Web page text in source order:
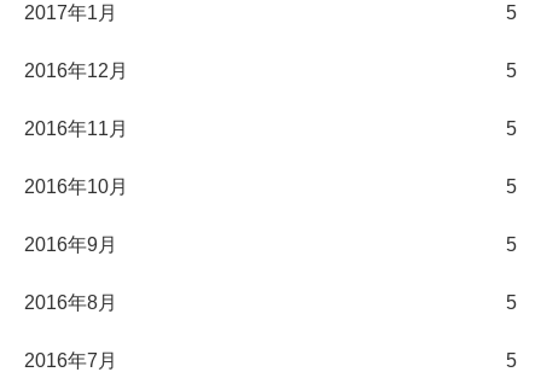
2017年1月 5
2016年12月 5
2016年11月 5
2016年10月 5
2016年9月 5
2016年8月 5
2016年7月 5